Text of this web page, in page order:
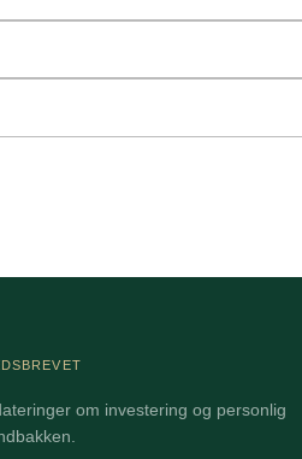
om investering og personlig